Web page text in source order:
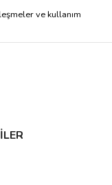
ve kullanım